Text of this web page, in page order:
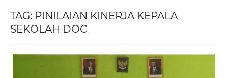
TAG: PINILAIAN KINERJA KEPALA
SEKOLAH DOC